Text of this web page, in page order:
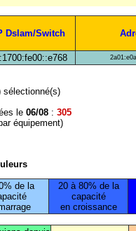
Dslam/Switch
sélectionné(s)
le 06/08: 305
équipement)
de la
20 à 80% de la
capacité
en croissance